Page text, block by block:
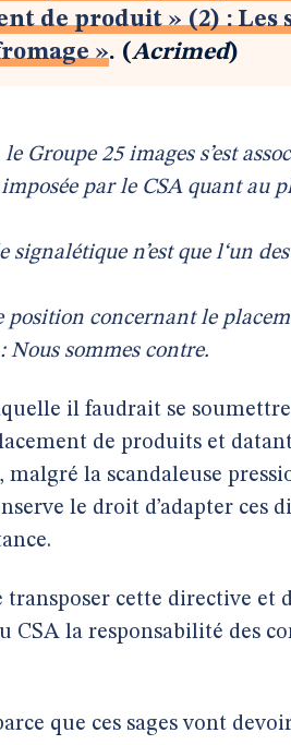
de produit » (2) : Les
». (Acrimed)
25 images s’est
par le CSA quant au
n’est que l‘un
concernant le
sommes contre.
il faudrait se
de produits et
la scandaleuse
le droit d’adapter ces
cette directive et
CSA la responsabilité des
que ces sages vont